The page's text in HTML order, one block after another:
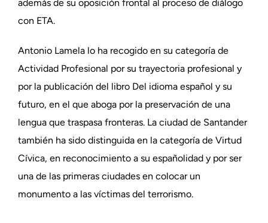
además de su oposición frontal al proceso de diálogo
con ETA.
Antonio Lamela lo ha recogido en su categoría de
Actividad Profesional por su trayectoria profesional y
por la publicación del libro Del idioma español y su
futuro, en el que aboga por la preservación de una
lengua que traspasa fronteras. La ciudad de Santander
también ha sido distinguida en la categoría de Virtud
Cívica, en reconocimiento a su españolidad y por ser
una de las primeras ciudades en colocar un
monumento a las víctimas del terrorismo.